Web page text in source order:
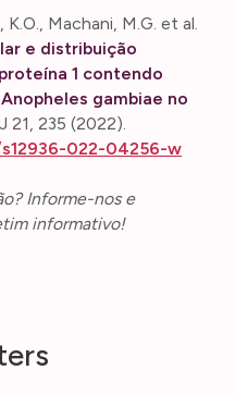
Machani, M.G. et al.
e distribuição
1 contendo
gambiae no
J 21, 235 (2022).
022-04256-w
Informe-nos e
informativo!
ers